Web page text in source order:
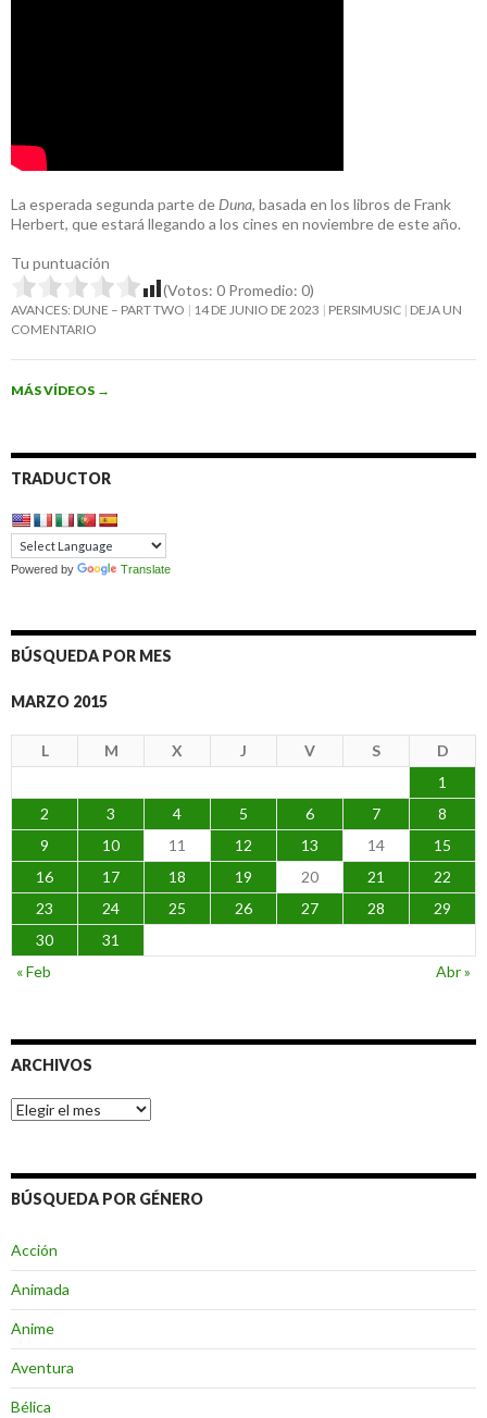
La esperada segunda parte de Duna, basada en los libros de Frank
Herbert, que estará llegando a los cines en noviembre de este año.
Tu puntuación
(Votos: 0 Promedio: 0)
AVANCES: DUNE – PART TWO 14 DE JUNIO DE 2023 PERSIMUSIC DEJA UN
COMENTARIO
MÁS VÍDEOS →
TRADUCTOR
Powered by Translate
BÚSQUEDA POR MES
MARZO 2015
L M X J V S
D
1
2
3 4 5 6 7
8
9
10 11 12 13 14
15
16
17 18 19 20 21
22
23
24 25 26 27 28
29
30
31
« Feb
Abr »
ARCHIVOS
Archivos
BÚSQUEDA POR GÉNERO
Acción
Animada
Anime
Aventura
Bélica